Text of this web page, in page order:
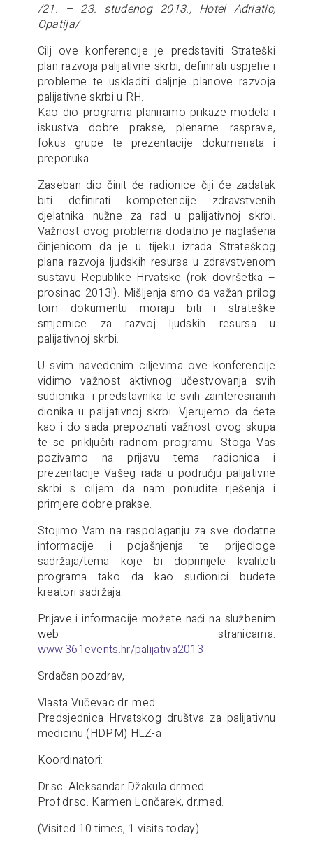
/21. – 23. studenog 2013., Hotel Adriatic,
Opatija/
Cilj ove konferencije je predstaviti Strateški
plan razvoja palijativne skrbi, definirati uspjehe i
probleme te uskladiti daljnje planove razvoja
palijativne skrbi u RH.
Kao dio programa planiramo prikaze modela i
iskustva dobre prakse, plenarne rasprave,
fokus grupe te prezentacije dokumenata i
preporuka.
Zaseban dio činit će radionice čiji će zadatak
biti definirati kompetencije zdravstvenih
djelatnika nužne za rad u palijativnoj skrbi.
Važnost ovog problema dodatno je naglašena
činjenicom da je u tijeku izrada Strateškog
plana razvoja ljudskih resursa u zdravstvenom
sustavu Republike Hrvatske (rok dovršetka –
prosinac 2013!). Mišljenja smo da važan prilog
tom dokumentu moraju biti i strateške
smjernice za razvoj ljudskih resursa u
palijativnoj skrbi.
U svim navedenim ciljevima ove konferencije
vidimo važnost aktivnog učestvovanja svih
sudionika i predstavnika te svih zainteresiranih
dionika u palijativnoj skrbi. Vjerujemo da ćete
kao i do sada prepoznati važnost ovog skupa
te se priključiti radnom programu. Stoga Vas
pozivamo na prijavu tema radionica i
prezentacije Vašeg rada u području palijativne
skrbi s ciljem da nam ponudite rješenja i
primjere dobre prakse.
Stojimo Vam na raspolaganju za sve dodatne
informacije i pojašnjenja te prijedloge
sadržaja/tema koje bi doprinijele kvaliteti
programa tako da kao sudionici budete
kreatori sadržaja.
Prijave i informacije možete naći na službenim
web stranicama:
www.361events.hr/palijativa2013
Srdačan pozdrav,
Vlasta Vučevac dr. med.
Predsjednica Hrvatskog društva za palijativnu
medicinu (HDPM) HLZ-a
Koordinatori:
Dr.sc. Aleksandar Džakula dr.med.
Prof.dr.sc. Karmen Lončarek, dr.med.
(Visited 10 times, 1 visits today)